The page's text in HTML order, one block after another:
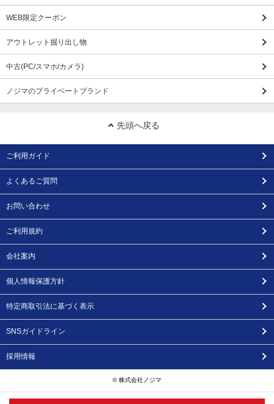
WEB限定クーポン
アウトレット掘り出し物
中古(PC/スマホ/カメラ)
ノジマのプライベートブランド
先頭へ戻る
ご利用ガイド
よくあるご質問
お問い合わせ
ご利用規約
会社案内
個人情報保護方針
特定商取引法に基づく表示
SNSガイドライン
採用情報
© 株式会社ノジマ